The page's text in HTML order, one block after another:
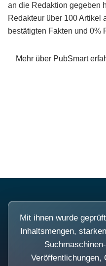
an die Redaktion gegeben
Redakteur über 100 Artikel
bestätigten Fakten und 0%
Mehr über PubSmart
Mit ihnen wurde
Inhaltsmengen,
Veröffentlichungen,